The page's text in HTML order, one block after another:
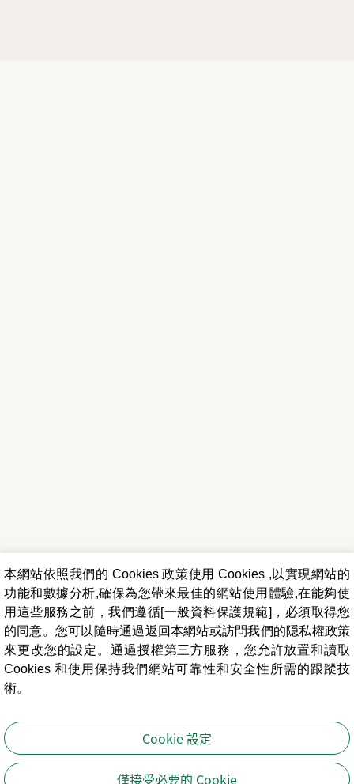
本網站依照我們的 Cookies 政策使用 Cookies ,以實現網站的
功能和數據分析,確保為您帶來最佳的網站使用體驗,在能夠使
用這些服務之前，我們遵循[一般資料保護規範]，必須取得您
的同意。您可以隨時通過返回本網站或訪問我們的隠私權政策
來更改您的設定。通過授權第三方服務，您允許放置和讀取
Cookies 和使用保持我們網站可靠性和安全性所需的跟蹤技
術。
Cookie 設定
僅接受必要的 Cookie